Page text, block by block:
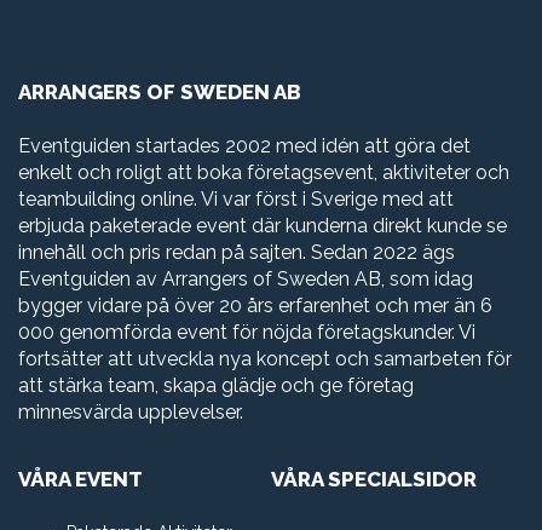
ARRANGERS OF SWEDEN AB
Eventguiden startades 2002 med idén att göra det
enkelt och roligt att boka företagsevent, aktiviteter och
teambuilding online. Vi var först i Sverige med att
erbjuda paketerade event där kunderna direkt kunde se
innehåll och pris redan på sajten. Sedan 2022 ägs
Eventguiden av Arrangers of Sweden AB, som idag
bygger vidare på över 20 års erfarenhet och mer än 6
000 genomförda event för nöjda företagskunder. Vi
fortsätter att utveckla nya koncept och samarbeten för
att stärka team, skapa glädje och ge företag
minnesvärda upplevelser.
VÅRA EVENT VÅRA SPECIALSIDOR